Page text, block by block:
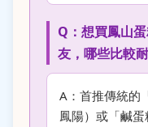
Q：想買鳳山
友，哪些比較
A：首推傳統的
鳳陽）或「鹹